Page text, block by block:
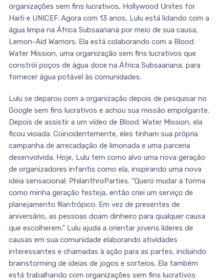
organizações sem fins lucrativos, Hollywood Unites for
Haiti e UNICEF. Agora com 13 anos, Lulu está lidando com a
água limpa na África Subsaariana por meio de sua causa,
Lemon-Aid Warriors. Ela está colaborando com a Blood:
Water Mission, uma organização sem fins lucrativos que
constrói poços de água doce na África Subsaariana, para
fornecer água potável às comunidades.
Lulu se deparou com a organização depois de pesquisar no
Google sem fins lucrativos e achou sua missão empolgante.
Depois de assistir a um vídeo de Blood: Water Mission, ela
ficou viciada. Coincidentemente, eles tinham sua própria
campanha de arrecadação de limonada e uma parceria
desenvolvida. Hoje, Lulu tem como alvo uma nova geração
de organizadores infantis como ela, inspirando uma nova
ideia sensacional: PhilanthroParties. “Quero mudar a forma
como minha geração festeja, então criei um serviço de
planejamento filantrópico. Em vez de presentes de
aniversário, as pessoas doam dinheiro para qualquer causa
que escolherem.” Lulu ajuda a orientar jovens líderes de
causas em sua comunidade elaborando atividades
interessantes e chamadas à ação para as partes, incluindo
brainstorming de ideias de jogos e sorteios. Ela também
está trabalhando com organizações sem fins lucrativos